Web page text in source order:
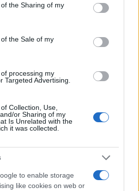
or usage behaviour. You may click to
to Google and its third-party tags to
specified purposes in below Google
the Sharing of my
the Sale of my
processing my
Targeted Advertising.
Collection, Use,
or Sharing of my
Is Unrelated with the
it was collected.
to enable storage
like cookies on web or
ha recuperato per un dossier
del consiglio comunale di
una notte in archivio; è
a coperture breaking con analisi
polo veronese, partecipa a tavole
sulla memoria urbana.